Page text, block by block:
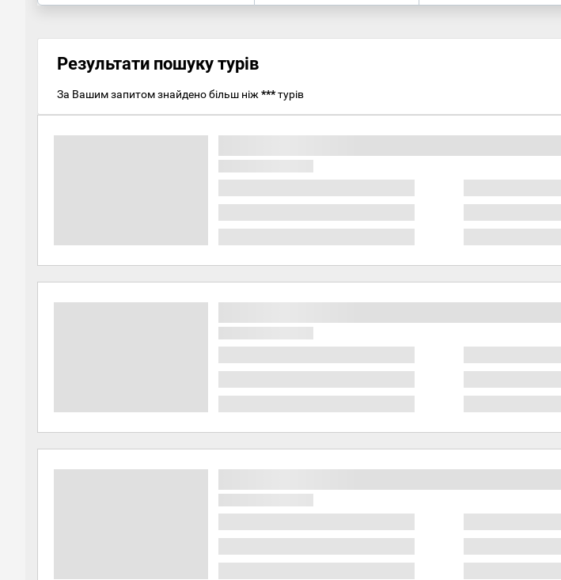
Результати пошуку турів
За Вашим запитом знайдено більш ніж ***турів